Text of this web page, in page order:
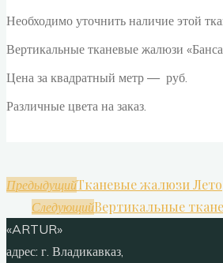
Необходимо уточнить наличие этой
Вертикальные тканевые жалюзи
Цена за квадратный метр — руб.
Различные цвета на заказ.
ПредыдущийТканевые жалюзи Лето
СледующийВертикальные
«ARTUR»
адрес: г. Владикавказ,